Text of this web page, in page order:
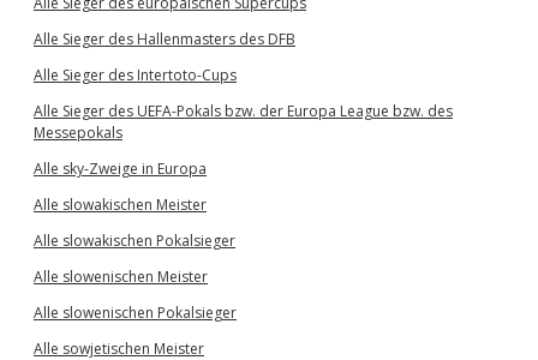
Alle Sieger des Hallenmasters des DFB
Alle Sieger des Intertoto-Cups
Alle Sieger des UEFA-Pokals bzw. der Europa League bzw. des
Messepokals
Alle sky-Zweige in Europa
Alle slowakischen Meister
Alle slowakischen Pokalsieger
Alle slowenischen Meister
Alle slowenischen Pokalsieger
Alle sowjetischen Meister